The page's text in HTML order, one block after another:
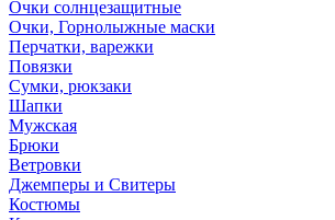
Очки солнцезащитные
Очки, Горнолыжные маски
Перчатки, варежки
Повязки
Сумки, рюкзаки
Шапки
Мужская
Брюки
Ветровки
Джемперы и Свитеры
Костюмы